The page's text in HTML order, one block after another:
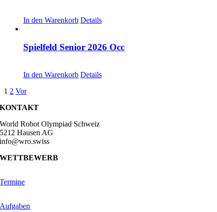
In den Warenkorb Details
Spielfeld Senior 2026 Occ
In den Warenkorb Details
1 2 Vor
KONTAKT
World Robot Olympiad Schweiz
5212 Hausen AG
info@wro.swiss
WETTBEWERB
Termine
Aufgaben